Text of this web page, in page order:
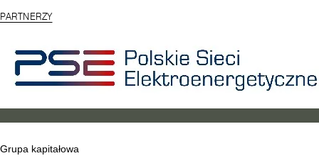
PARTNERZY
Grupa kapitałowa